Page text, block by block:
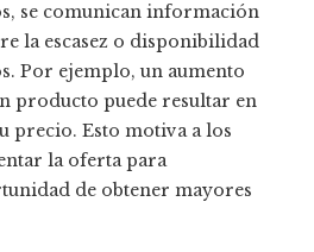
se comunican información
la escasez o disponibilidad
Por ejemplo, un aumento
producto puede resultar en
precio. Esto motiva a los
la oferta para
de obtener mayores